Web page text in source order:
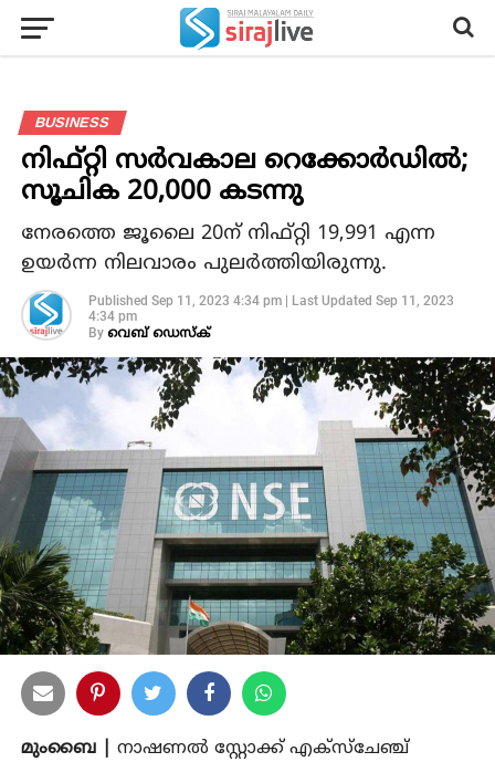
BUSINESS
നിഫ്റ്റി സർവകാല റെക്കോർഡിൽ;
സൂചിക 20,000 കടന്നു
നേരത്തെ ജൂലൈ 20ന് നിഫ്റ്റി 19,991 എന്ന
ഉയർന്ന നിലവാരം പുലർത്തിയിരുന്നു.
Published Sep 11, 2023 4:34 pm| Last Updated Sep 11, 2023
4:34 pm
By വെബ് ഡെസ്‌ക്
മുംബൈ |
നാഷണൽ സ്റ്റോക്ക് എക്‌സ്‌ചേഞ്ച്